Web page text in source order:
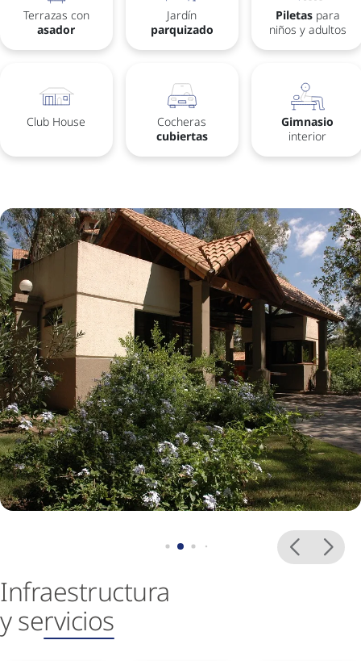
Terrazas con
asador
Jardín
parquizado
Piletaspara
niños y adultos
Club House
Cocheras
cubiertas
Gimnasio
interior
Infraestructura
y servicios